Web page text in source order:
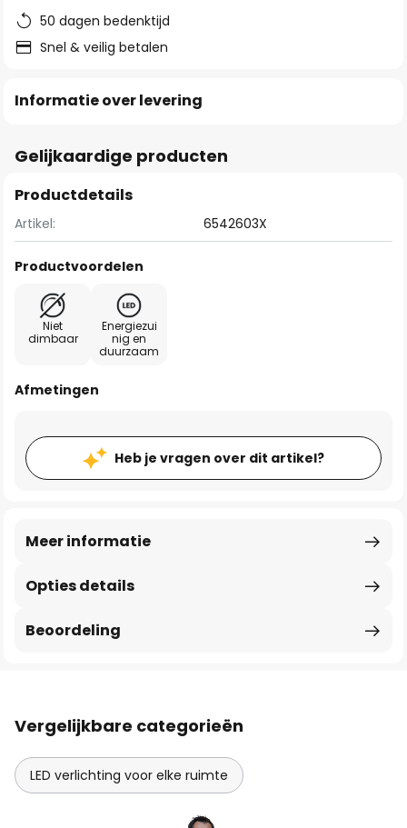
afbeeldingen-
gallerij
50 dagen bedenktijd
Snel & veilig betalen
Informatie over levering
Gelijkaardige producten
Productdetails
Artikel: 6542603X
Productvoordelen
Niet
dimbaar
Energiezui
nig en
duurzaam
Afmetingen
Heb je vragen over dit artikel?
Opties details
Meer informatie
Beoordeling
Vergelijkbare categorieën
LED verlichting voor elke ruimte